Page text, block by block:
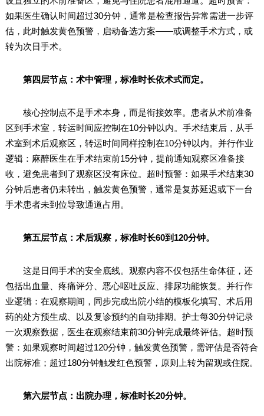
如果医生确认时间超过30分钟，通常是检查报告异常需进一步评
估，此时触发黄色预警，启动备选方案——或调整手术方式，或
转为次日手术。
第四层节点：术中管理，标准时长依术式而定。
核心控制点不是手术本身，而是衔接效率。患者从术前准备
区到手术室，转运时间应控制在10分钟以内。手术结束后，从手
术室到术后观察区，转运时间同样控制在10分钟以内。并行作业
逻辑：麻醉医生在手术结束前15分钟，提前通知观察区准备接
收，避免患者到了观察区没有床位。超时预警：如果手术结束30
分钟后患者仍未转出，触发黄色预警，通常是复苏延迟或下一台
手术患者未到位导致通道占用。
第五层节点：术后观察，标准时长60到120分钟。
这是日间手术的安全底线。观察内容不仅包括生命体征，还
包括出血量、疼痛评分、恶心呕吐反应、排尿功能恢复。并行作
业逻辑：在观察期间，同步完成出院小结的模板化填写、术后用
药的处方预生成、以及复诊预约的自动排期。护士每30分钟记录
一次观察数据，医生在观察结束前30分钟完成最终评估。超时预
警：如果观察时间超过120分钟，触发黄色预警，需评估是否符合
出院标准；超过180分钟触发红色预警，原则上转为留观或住院。
第六层节点：出院办理，标准时长20分钟。